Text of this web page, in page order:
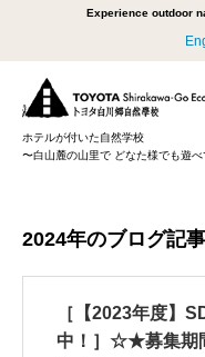
Experience outdoor
ホテルが付いた自然学校
〜白山麓の山里で どなた様でも遊
2024年のブログ記事
［【2023年度】
中！］☆★募集期